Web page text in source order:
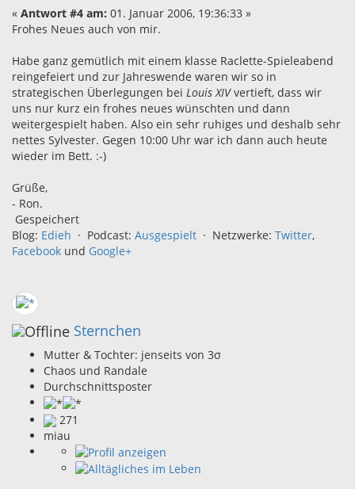
« Antwort #4 am: 01. Januar 2006, 19:36:33 »
Frohes Neues auch von mir.
Habe ganz gemütlich mit einem klasse Raclette-Spieleabend
reingefeiert und zur Jahreswende waren wir so in
strategischen Überlegungen bei Louis XIVvertieft, dass wir
uns nur kurz ein frohes neues wünschten und dann
weitergespielt haben. Also ein sehr ruhiges und deshalb sehr
nettes Sylvester. Gegen 10:00 Uhr war ich dann auch heute
wieder im Bett. :-)
Grüße,
- Ron.
Gespeichert
Blog: Edieh · Podcast: Ausgespielt · Netzwerke: Twitter,
Facebook und Google+
Sternchen
Mutter & Tochter: jenseits von 3σ
Chaos und Randale
Durchschnittsposter
271
miau